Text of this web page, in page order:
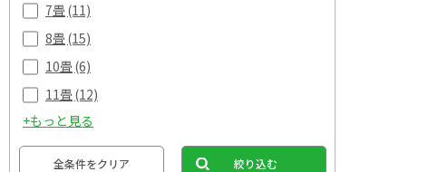
7畳 (11)
8畳 (15)
10畳 (6)
11畳 (12)
+もっと見る
全条件をクリア 絞り込む